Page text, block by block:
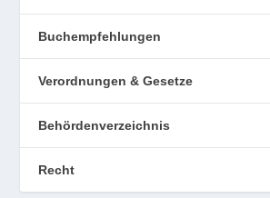
Buchempfehlungen
Verordnungen & Gesetze
Behördenverzeichnis
Recht